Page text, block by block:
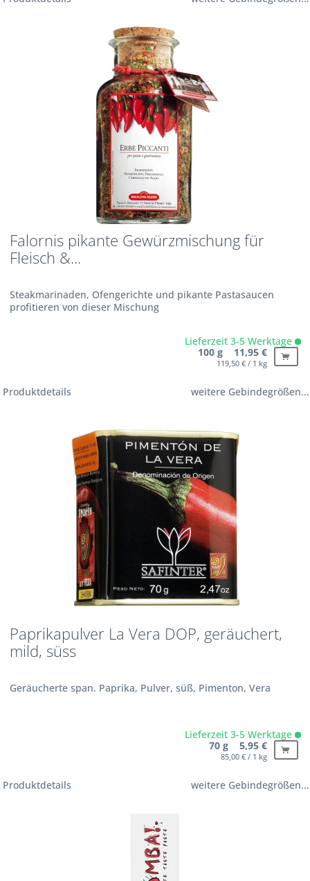
Falornis pikante Gewürzmischung für
Fleisch &...
Steakmarinaden, Ofengerichte und pikante Pastasaucen
profitieren von dieser Mischung
Lieferzeit 3-5 Werktage
100 g 11,95 €
119,50 € / 1 kg
Produktdetails weitere Gebindegrößen...
Paprikapulver La Vera DOP, geräuchert,
mild, süss
Geräucherte span. Paprika, Pulver, süß, Pimenton, Vera
Lieferzeit 3-5 Werktage
70 g 5,95 €
85,00 € / 1 kg
Produktdetails weitere Gebindegrößen...